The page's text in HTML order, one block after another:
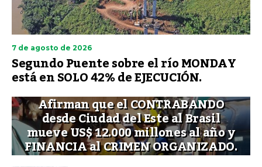
7 de agosto de 2026
Segundo Puente sobre el río MONDAY
está en SOLO 42% de EJECUCIÓN.
Afirman que el CONTRABANDO
desde Ciudad del Este al Brasil
mueve US$ 12.000 millones al año y
FINANCIA al CRIMEN ORGANIZADO.